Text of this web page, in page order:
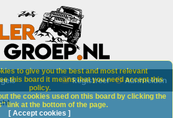
Aanmelden
Registreer
to give you the best and most relevant
this board it means that you need accept this
policy.
the cookies used on this board by clicking the
link at the bottom of the page.
[ Accept cookies ]